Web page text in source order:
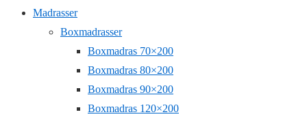
Madrasser
Boxmadrasser
Boxmadras 70×200
Boxmadras 80×200
Boxmadras 90×200
Boxmadras 120×200